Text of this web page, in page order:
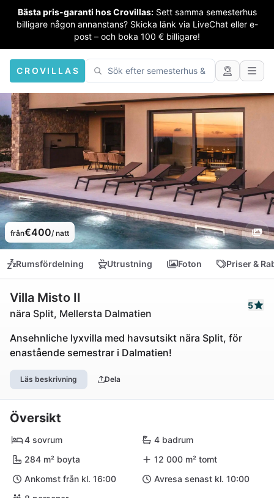
Bästa pris-garanti hos Crovillas: Sett samma semesterhus
billigare någon annanstans? Skicka länk via LiveChat eller e-
post – och boka 100 € billigare!
CROVILLAS
från€400/ natt
Rumsfördelning Utrustning Foton Priser &
Villa Misto II
nära Split, Mellersta Dalmatien
5
Ansehnliche lyxvilla med havsutsikt nära Split, för
enastående semestrar i Dalmatien!
Läs beskrivning Dela
Översikt
4 sovrum
4 badrum
284 m² boyta
12 000 m² tomt
Ankomst från kl. 16:00
Avresa senast kl. 10:00